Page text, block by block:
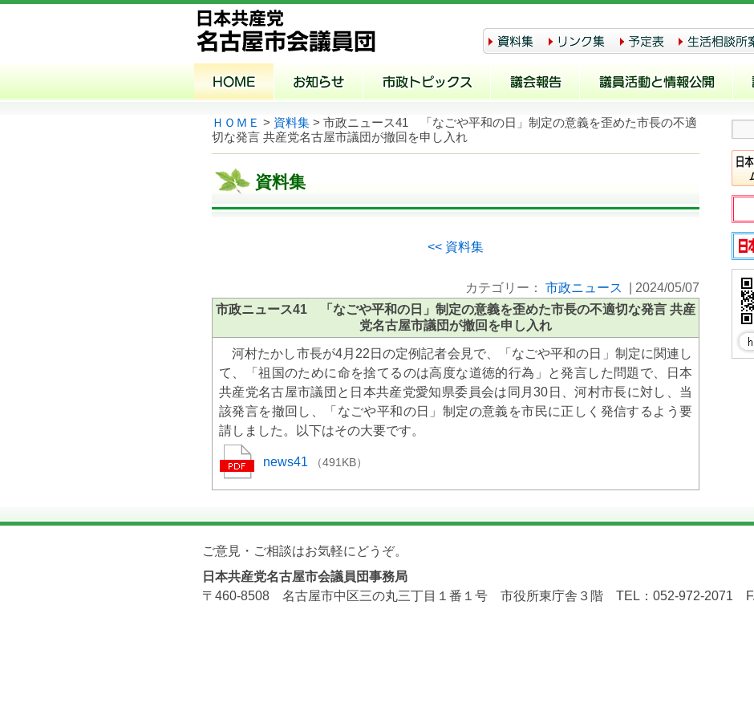
ＨＯＭＥ > 資料集 > 市政ニュース41 「なごや平和の日」制定の意義を歪めた市長の不適
切な発言 共産党名古屋市議団が撤回を申し入れ
資料集
<< 資料集
カテゴリー： 市政ニュース
2024/05/07
市政ニュース41 「なごや平和の日」制定の意義を歪めた市長の不適切な発言 共産
党名古屋市議団が撤回を申し入れ
河村たかし市長が4月22日の定例記者会見で、「なごや平和の日」制定に関連し
て、「祖国のために命を捨てるのは高度な道徳的行為」と発言した問題で、日本
共産党名古屋市議団と日本共産党愛知県委員会は同月30日、河村市長に対し、当
該発言を撤回し、「なごや平和の日」制定の意義を市民に正しく発信するよう要
請しました。以下はその大要です。
news41 （491KB）
ご意見・ご相談はお気軽にどうぞ。
日本共産党名古屋市会議員団事務局
〒460-8508 名古屋市中区三の丸三丁目１番１号 市役所東庁舎３階 TEL：052-972-2071